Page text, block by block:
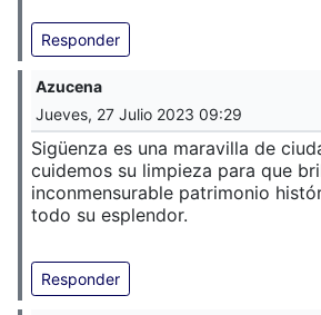
Responder
Azucena
Jueves, 27 Julio 2023 09:29
Sigüenza es una maravilla de
cuidemos su limpieza para que
inconmensurable patrimonio
todo su esplendor.
Responder